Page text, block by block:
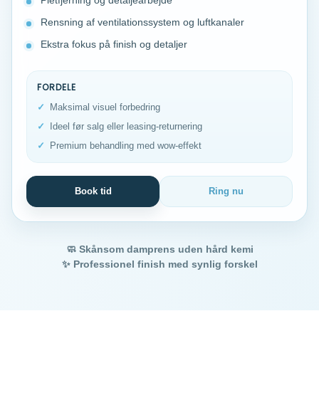
Rensning af ventilationssystem og luftkanaler
Ekstra fokus på finish og detaljer
FORDELE
Maksimal visuel forbedring
Ideel før salg eller leasing-returnering
Premium behandling med wow-effekt
Book tid Ring nu
🧼 Skånsom damprens uden hård kemi
✨ Professionel finish med synlig forskel